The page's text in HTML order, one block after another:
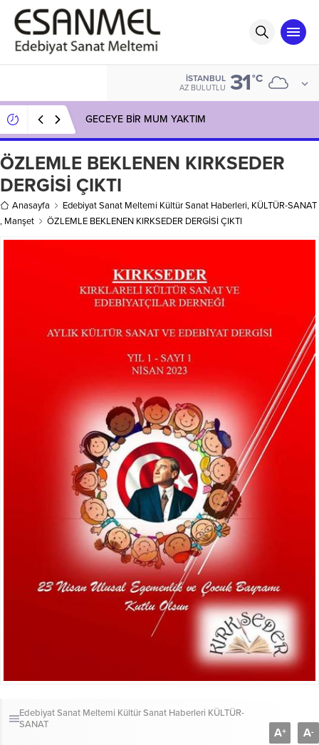
İSTANBUL
AZ BULUTLU 31°C
GECEYE BİR MUM YAKTIM
ÖZLEMLE BEKLENEN KIRKSEDER
DERGİSİ ÇIKTI
Anasayfa Edebiyat Sanat Meltemi Kültür Sanat Haberleri, KÜLTÜR-SANAT
, Manşet ÖZLEMLE BEKLENEN KIRKSEDER DERGİSİ ÇIKTI
Edebiyat Sanat Meltemi Kültür Sanat Haberleri KÜLTÜR-
SANAT
A+ A-